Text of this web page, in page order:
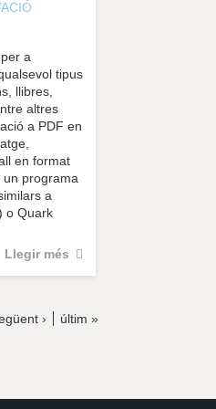
a
tipus
llibres,
altres
a PDF en
en format
un programa
a
o Quark
Llegir més
› últim »